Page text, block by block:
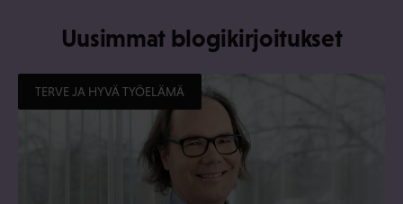
Uusimmat blogikirjoitukset
TERVE JA HYVÄ TYÖELÄMÄ